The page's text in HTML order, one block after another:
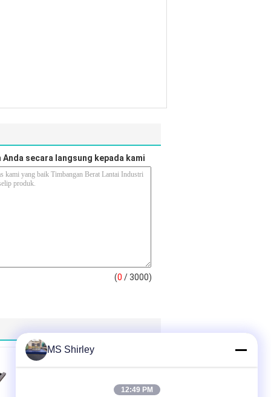
secara langsung kepada kami
(0 / 3000)
MS Shirley
12:49 PM